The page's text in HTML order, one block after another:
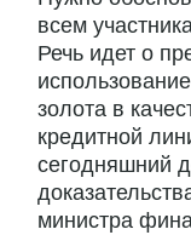
всем
Речь идет о
золота в
кредитной
сегодняшний
министра